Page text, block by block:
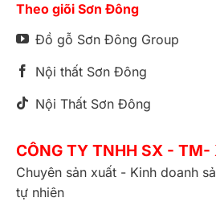
Theo giõi Sơn Đông
Đồ gỗ Sơn Đông Group
Nội thất Sơn Đông
Nội Thất Sơn Đông
CÔNG TY TNHH SX - TM-
Chuyên sản xuất - Kinh doanh
tự nhiên